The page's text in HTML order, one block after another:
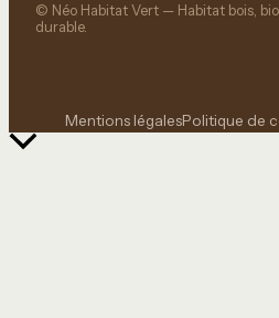
© Néo Habitat Vert — Habitat bois,
durable.
Mentions légalesPolitique de